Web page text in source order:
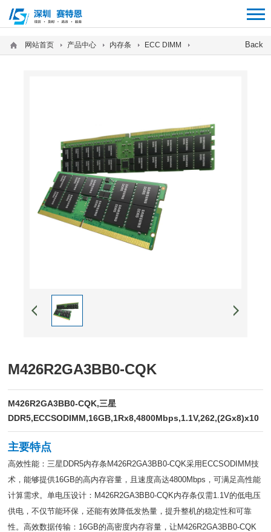
Back
网站首页 产品中心 内存条 ECC DIMM
M426R2GA3BB0-CQK
M426R2GA3BB0-CQK,三星
DDR5,ECCSODIMM,16GB,1Rx8,4800Mbps,1.1V,262,(2Gx8)x10
主要特点
高效性能：三星DDR5内存条M426R2GA3BB0-CQK采用ECCSODIMM技
术，能够提供16GB的高内存容量，且速度高达4800Mbps，可满足高性能
计算需求。单电压设计：M426R2GA3BB0-CQK内存条仅需1.1V的低电压
供电，不仅节能环保，还能有效降低发热量，提升整机的稳定性和可靠
性。高效数据传输：16GB的高密度内存容量，让M426R2GA3BB0-CQK